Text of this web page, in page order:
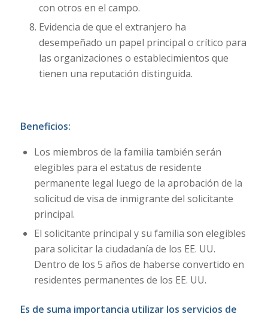
con otros en el campo.
Evidencia de que el extranjero ha
desempeñado un papel principal o crítico para
las organizaciones o establecimientos que
tienen una reputación distinguida.
Beneficios:
Los miembros de la familia también serán
elegibles para el estatus de residente
permanente legal luego de la aprobación de la
solicitud de visa de inmigrante del solicitante
principal.
El solicitante principal y su familia son elegibles
para solicitar la ciudadanía de los EE. UU.
Dentro de los 5 años de haberse convertido en
residentes permanentes de los EE. UU.
Es de suma importancia utilizar los servicios de